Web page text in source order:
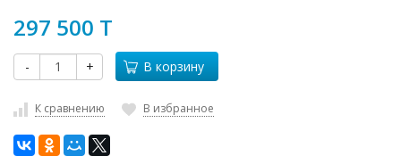
297 500 T
- + В корзину
К сравнению В избранное